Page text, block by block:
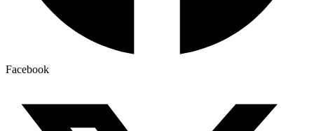
Facebook